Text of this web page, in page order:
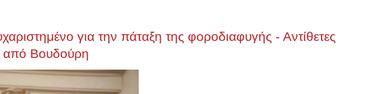
για την πάταξη της φοροδιαφυγής - Αντίθετες
από Βουδούρη